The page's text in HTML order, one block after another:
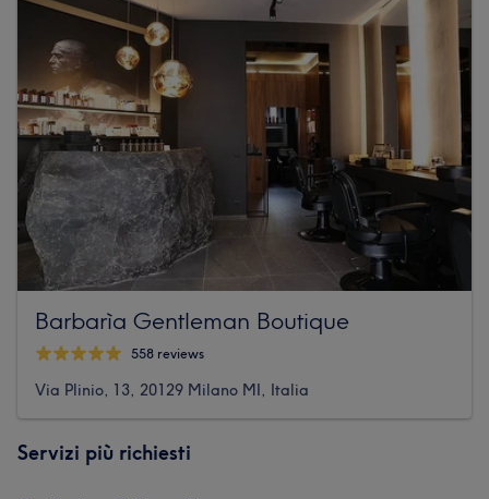
Barbarìa Gentleman Boutique
558 reviews
Via Plinio, 13, 20129 Milano MI, Italia
Servizi più richiesti